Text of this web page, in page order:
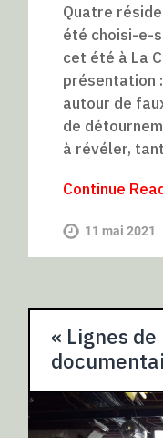
Quatre
été choisi-e-
cet été à La
présentation
autour de
de
à révéler,
Continue
11 mai 2021
« Lignes de